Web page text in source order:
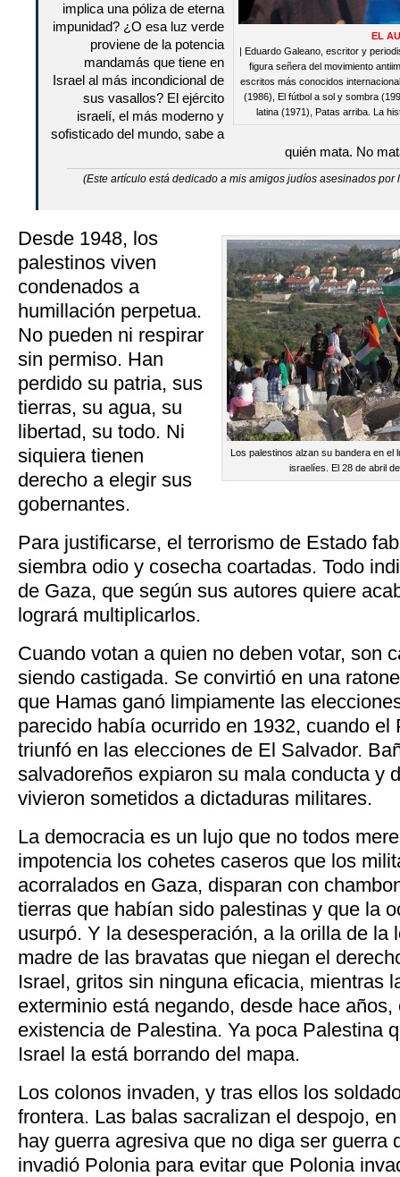
EL
| Eduardo Galeano, escritor y
figura señera del movimiento
escritos más conocidos
(1986), El fútbol a sol y sombra
latina (1971), Patas arriba. La
implica una póliza de eterna
impunidad? ¿O esa luz verde
proviene de la potencia
mandamás que tiene en
Israel al más incondicional de
sus vasallos? El ejército
israelí, el más moderno y
sofisticado del mundo, sabe a
quién mata. No
(Este artículo está dedicado a mis amigos judíos asesinados
Los palestinos alzan su bandera en
israelíes. El 28 de abril
Desde 1948, los
palestinos viven
condenados a
humillación perpetua.
No pueden ni respirar
sin permiso. Han
perdido su patria, sus
tierras, su agua, su
libertad, su todo. Ni
siquiera tienen
derecho a elegir sus
gobernantes.
Para justificarse, el terrorismo de Estado
siembra odio y cosecha coartadas. Todo
de Gaza, que según sus autores quiere
logrará multiplicarlos.
Cuando votan a quien no deben votar, son
siendo castigada. Se convirtió en una
que Hamas ganó limpiamente las
parecido había ocurrido en 1932, cuando el
triunfó en las elecciones de El Salvador.
salvadoreños expiaron su mala conducta y
vivieron sometidos a dictaduras militares.
La democracia es un lujo que no todos
impotencia los cohetes caseros que los
acorralados en Gaza, disparan con
tierras que habían sido palestinas y que la
usurpó. Y la desesperación, a la orilla de la
madre de las bravatas que niegan el
Israel, gritos sin ninguna eficacia, mientras
exterminio está negando, desde hace años,
existencia de Palestina. Ya poca Palestina
Israel la está borrando del mapa.
Los colonos invaden, y tras ellos los
frontera. Las balas sacralizan el despojo,
hay guerra agresiva que no diga ser guerra
invadió Polonia para evitar que Polonia